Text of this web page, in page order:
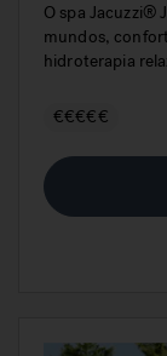
O spa Jacuzzi®
mundos,
hidroterapia
€€€€€